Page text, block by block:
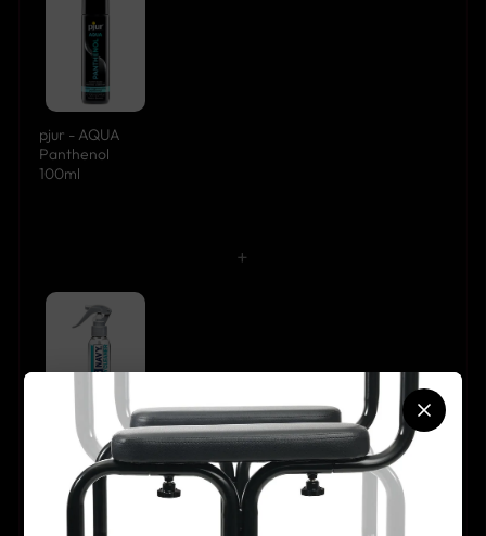
pjur - AQUA
Panthenol
100ml
+
Swiss Navy - Toy
& Body Cleaner
177ml